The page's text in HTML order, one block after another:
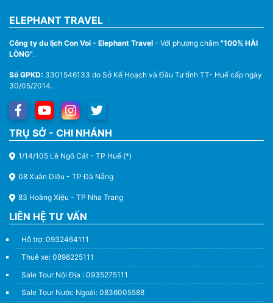
Thuê Xe Du Lịch Tại Huế – Từ 4 Chỗ Đến 45 Chỗ
ELEPHANT TRAVEL
Công ty du lịch Con Voi - Elephant Travel - Với phương châm "100% HÀI
LÒNG".
Số GPKD: 3301546133 do Sở Kế Hoạch và Đầu Tư tỉnh TT- Huế cấp ngày
30/05/2014.
TRỤ SỞ - CHI NHÁNH
1/14/105 Lê Ngô Cát - TP Huế (*)
08 Xuân Diệu - TP Đà Nẵng
83 Hoàng Xiệu - TP Nha Trang
LIÊN HỆ TƯ VẤN
Hỗ trợ: 0932464111
Thuê xe: 0898225111
Sale Tour Nội Địa : 0935275111
Sale Tour Nước Ngoài: 0836005588